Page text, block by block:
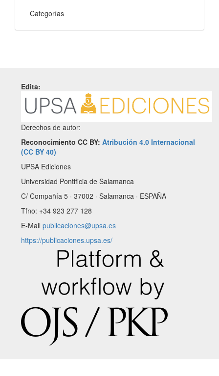
Categorías
Edita:
Derechos de autor:
Reconocimiento CC BY: Atribución 4.0 Internacional
(CC BY 40)
UPSA Ediciones
Universidad Pontificia de Salamanca
C/ Compañía 5 · 37002 · Salamanca · ESPAÑA
Tfno: +34 923 277 128
E-Mail publicaciones@upsa.es
https://publicaciones.upsa.es/